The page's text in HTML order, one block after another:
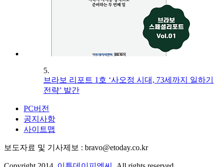
5.
브라보 리포트 1호 ‘사오정 시대, 73세까지 일하기
전략’ 발간
PC버전
공지사항
사이트맵
보도자료 및 기사제보 : bravo@etoday.co.kr